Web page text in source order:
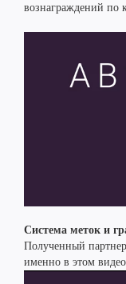
вознаграждений по
Система меток и
Полученный
именно в этом видео.